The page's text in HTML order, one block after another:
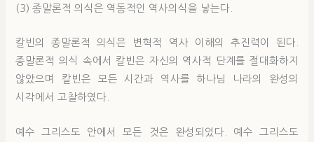
(3) 종말론적 의식은 역동적인 역사의식을 낳는다.
칼빈의 종말론적 의식은 변혁적 역사 이해의 추진력이 된다.
종말론적 의식 속에서 칼빈은 자신의 역사적 단계를 절대화하지
않았으며 칼빈은 모든 시간과 역사를 하나님 나라의 완성의
시각에서 고찰하였다.
예수 그리스도 안에서 모든 것은 완성되었다. 예수 그리스도